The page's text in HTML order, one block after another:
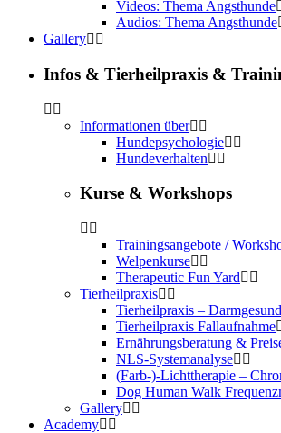
Videos: Thema Angsthunde
Audios: Thema Angsthunde
Gallery
Infos & Tierheilpraxis &
Informationen über
Hundepsychologie
Hundeverhalten
Kurse & Workshops
Trainingsangebote /
Welpenkurse
Therapeutic Fun Yard
Tierheilpraxis
Tierheilpraxis –
Tierheilpraxis Fallaufnahme
Ernährungsberatung &
NLS-Systemanalyse
(Farb-)-Lichttherapie –
Dog Human Walk
Gallery
Academy